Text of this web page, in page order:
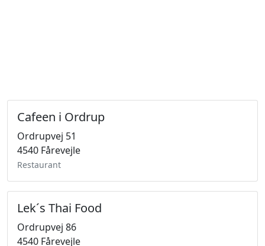
Cafeen i Ordrup
Ordrupvej 51
4540 Fårevejle
Restaurant
Lek´s Thai Food
Ordrupvej 86
4540 Fårevejle